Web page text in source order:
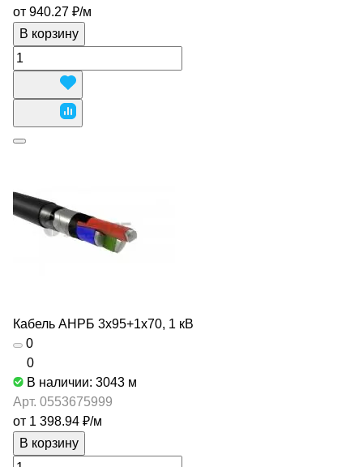
от 940.27 ₽/м
В корзину
Кабель АНРБ 3х95+1х70, 1 кВ
0
0
В наличии: 3043 м
Арт. 0553675999
от 1 398.94 ₽/м
В корзину